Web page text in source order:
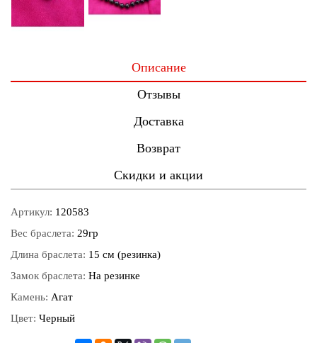
Описание
Отзывы
Доставка
Возврат
Скидки и акции
Артикул: 120583
Вес браслета: 29гр
Длина браслета: 15 см (резинка)
Замок браслета: На резинке
Камень: Агат
Цвет: Черный